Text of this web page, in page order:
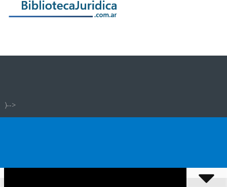
)-->
Tema para WordPress:infojudicial.com.ar